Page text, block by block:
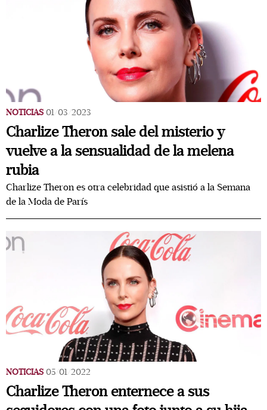
NOTICIAS 01/03/2023
Charlize Theron sale del misterio y
vuelve a la sensualidad de la melena
rubia
Charlize Theron es otra celebridad que asistió a la Semana
de la Moda de París
NOTICIAS 05/01/2022
Charlize Theron enternece a sus